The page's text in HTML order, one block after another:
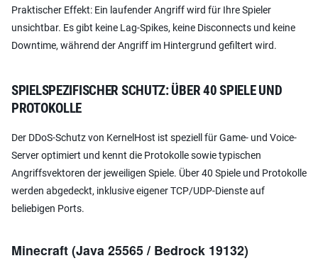
Praktischer Effekt: Ein laufender Angriff wird für Ihre Spieler
unsichtbar. Es gibt keine Lag-Spikes, keine Disconnects und keine
Downtime, während der Angriff im Hintergrund gefiltert wird.
SPIELSPEZIFISCHER SCHUTZ: ÜBER 40 SPIELE UND
PROTOKOLLE
Der DDoS-Schutz von KernelHost ist speziell für Game- und Voice-
Server optimiert und kennt die Protokolle sowie typischen
Angriffsvektoren der jeweiligen Spiele. Über 40 Spiele und Protokolle
werden abgedeckt, inklusive eigener TCP/UDP-Dienste auf
beliebigen Ports.
Minecraft (Java 25565 / Bedrock 19132)